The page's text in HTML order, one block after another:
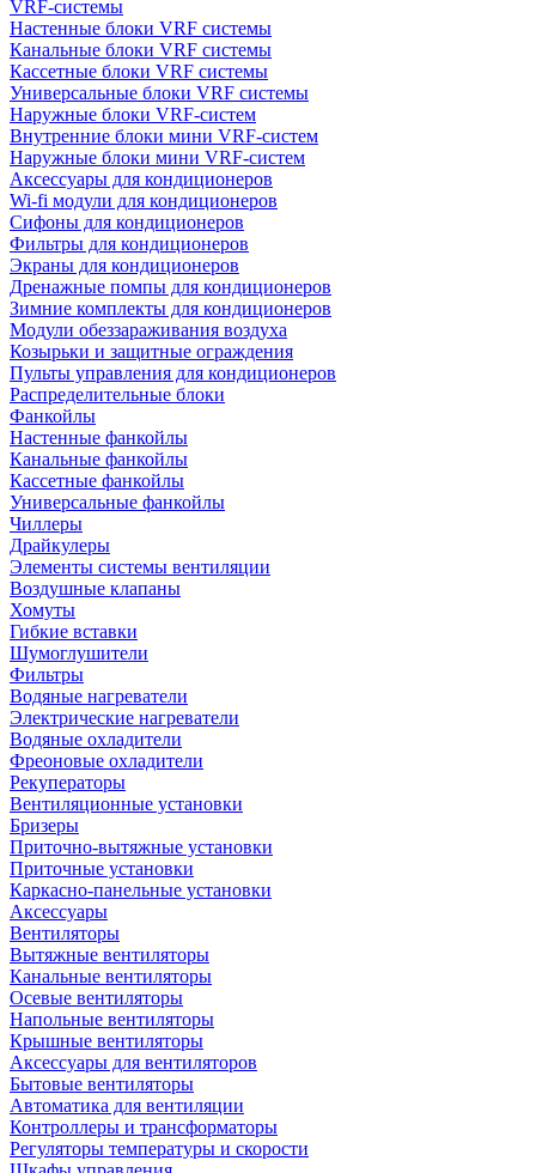
VRF-системы
Настенные блоки VRF системы
Канальные блоки VRF системы
Кассетные блоки VRF системы
Универсальные блоки VRF системы
Наружные блоки VRF-систем
Внутренние блоки мини VRF-систем
Наружные блоки мини VRF-систем
Аксессуары для кондиционеров
Wi-fi модули для кондиционеров
Сифоны для кондиционеров
Фильтры для кондиционеров
Экраны для кондиционеров
Дренажные помпы для кондиционеров
Зимние комплекты для кондиционеров
Модули обеззараживания воздуха
Козырьки и защитные ограждения
Пульты управления для кондиционеров
Распределительные блоки
Фанкойлы
Настенные фанкойлы
Канальные фанкойлы
Кассетные фанкойлы
Универсальные фанкойлы
Чиллеры
Драйкулеры
Элементы системы вентиляции
Воздушные клапаны
Хомуты
Гибкие вставки
Шумоглушители
Фильтры
Водяные нагреватели
Электрические нагреватели
Водяные охладители
Фреоновые охладители
Рекуператоры
Вентиляционные установки
Бризеры
Приточно-вытяжные установки
Приточные установки
Каркасно-панельные установки
Аксессуары
Вентиляторы
Вытяжные вентиляторы
Канальные вентиляторы
Осевые вентиляторы
Напольные вентиляторы
Крышные вентиляторы
Аксессуары для вентиляторов
Бытовые вентиляторы
Автоматика для вентиляции
Контроллеры и трансформаторы
Регуляторы температуры и скорости